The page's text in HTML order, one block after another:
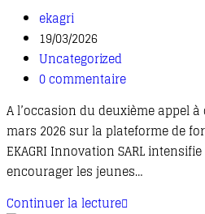
ekagri
19/03/2026
Uncategorized
0 commentaire
A l’occasion du deuxième appel
mars 2026 sur la plateforme de
EKAGRI Innovation SARL
encourager les jeunes…
Continuer la lecture